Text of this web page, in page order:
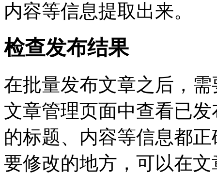
内容等信息提取出来。
检查发布结果
在批量发布文章之后，
文章管理页面中查看已
的标题、内容等信息都
要修改的地方，可以在